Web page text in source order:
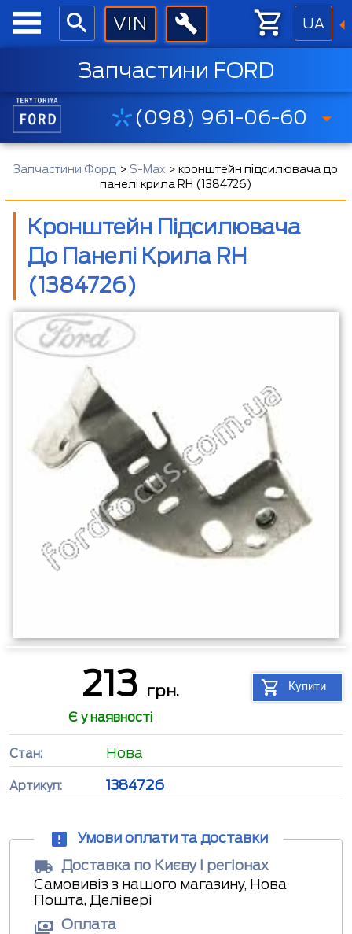
UA
Запчастини FORD
(098) 961-06-60
Запчастини Форд >S-Max >кронштейн підсилювача до
панелі крила RH (1384726)
Кронштейн Підсилювача
До Панелі Крила RH
(1384726)
213 грн. Купити
Є у наявності
Стан: Нова
Артикул: 1384726
Умови оплати та доставки
Доставка по Києву і регіонах
Самовивіз з нашого магазину, Нова
Пошта, Делівері
Оплата